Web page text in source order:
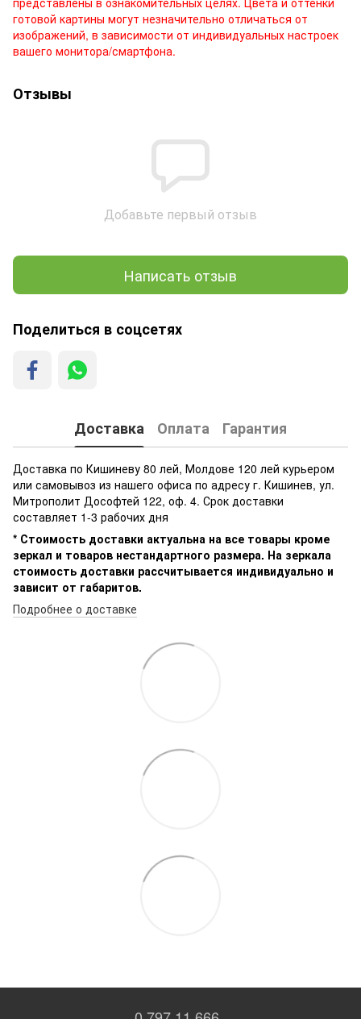
готовой картины могут незначительно отличаться от
изображений, в зависимости от индивидуальных настроек
вашего монитора/смартфона.
Отзывы
Добавьте первый отзыв
Написать отзыв
Поделиться в соцсетях
Доставка Оплата Гарантия
Доставка по Кишиневу 80 лей, Молдове 120 лей курьером
или самовывоз из нашего офиса по адресу г. Кишинев, ул.
Митрополит Дософтей 122, оф. 4. Срок доставки
составляет 1-3 рабочих дня
* Стоимость доставки актуальна на все товары кроме
зеркал и товаров нестандартного размера. На зеркала
стоимость доставки рассчитывается индивидуально и
зависит от габаритов.
Подробнее о доставке